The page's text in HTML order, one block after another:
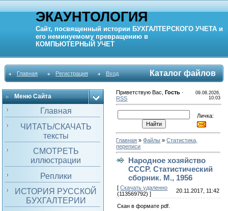
ЭКАУНТОЛОГИЯ
Сайт, посвященный истории БУХГАЛТЕРСКОГО УЧЕТА и
его неминуемому превращению в
КОМПЬЮТЕРНЫЙ УЧЕТ
Главная Регистрация Вход Каталог файлов
Меню Сайта
Главная
ЧИТАТЬ/СКАЧАТЬ
тексты
СМОТРЕТЬ
иллюстрации
Реплики
ИСТОРИЯ РУССКОЙ
БУХГАЛТЕРИИ
Приветствую Вас ,Гость ·
RSS
09.08.2026,
10:03
Личка:
Главная »Файлы »Статистика,
переписи
Народное хозяйство
СССР. Статистический
сборник. М., 1956
[Скачать удаленно
(113569792) ]
20.11.2017, 11:42
Скан в формате pdf.